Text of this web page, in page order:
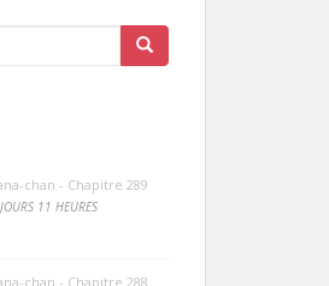
chan - Chapitre 289
11 HEURES
chan - Chapitre 288